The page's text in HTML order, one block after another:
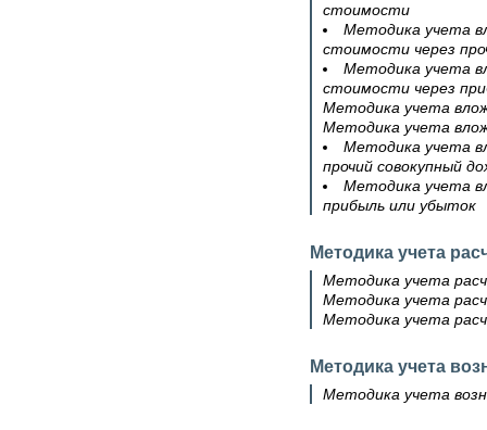
стоимости
Методика учета
стоимости через
Методика учета
стоимости через
Методика учета
Методика учета
Методика учета
прочий совокупный
Методика учета
прибыль или убыток
Методика учета
Методика учета
Методика учета
Методика учета
Методика учета
Методика учета